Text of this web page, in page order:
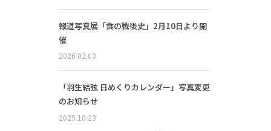
報道写真展「食の戦後史」2月10日より開
催
2026.02.03
「羽生結弦 日めくりカレンダー」写真変更
のお知らせ
2025.10.23